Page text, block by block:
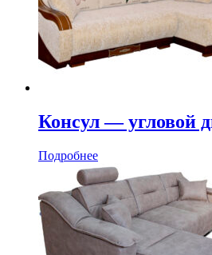
Консул — угловой
Подробнее